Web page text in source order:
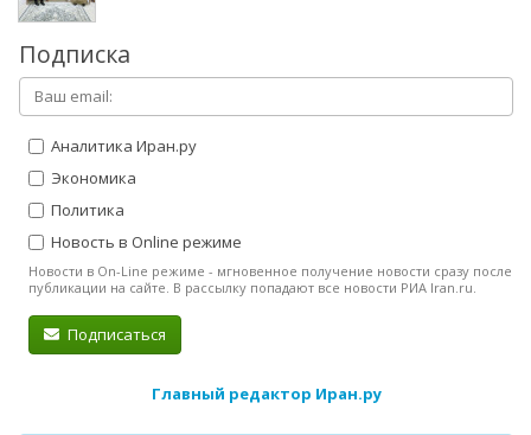
Подписка
Аналитика Иран.ру
Экономика
Политика
Новость в Online режиме
Новости в On-Line режиме - мгновенное получение новости сразу после
публикации на сайте. В рассылку попадают все новости РИА Iran.ru.
Подписаться
Главный редактор Иран.ру